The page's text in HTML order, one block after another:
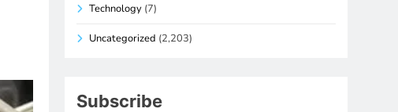
Technology (7)
Uncategorized (2,203)
Subscribe